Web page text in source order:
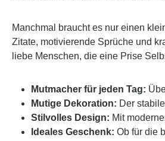
Manchmal braucht es nur einen
Zitate, motivierende Sprüche und
liebe Menschen, die eine Prise
Mutmacher für jeden Tag:
Mutige Dekoration: Der
Stilvolles Design: Mit
Ideales Geschenk: Ob für die